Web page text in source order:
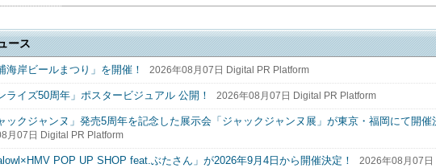
ース
海岸ビールまつり」を開催！ 2026年08月07日 Digital PR Platform
ライズ50周年」ポスタービジュアル 公開！ 2026年08月07日 Digital PR Platform
ックジャンヌ」発売5周年を記念した展示会「ジャックジャンヌ展」が東京・福岡にて開催
月07日 Digital PR Platform
POP UP SHOP feat.ぶたさん」が2026年9月4日から開催決定！
2026年08月07日